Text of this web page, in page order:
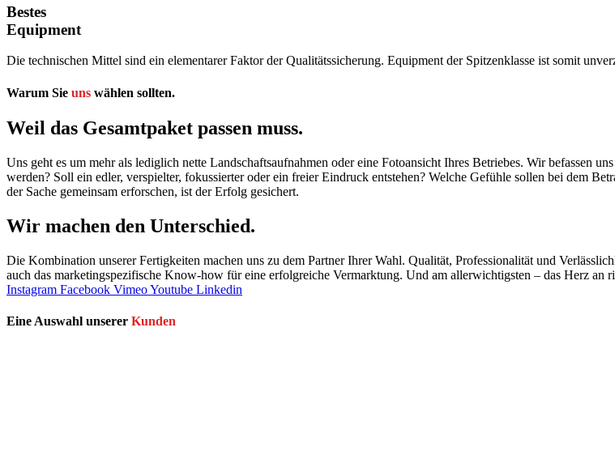
Bestes
Equipment
Die technischen Mittel sind ein elementarer Faktor der Qualitätssicherung. Equipment der Spitzenklasse ist somit
Warum Sie uns wählen sollten.
Weil das Gesamtpaket passen muss.
Uns geht es um mehr als lediglich nette Landschaftsaufnahmen oder eine Fotoansicht Ihres Betriebes. Wir befassen
werden? Soll ein edler, verspielter, fokussierter oder ein freier Eindruck entstehen? Welche Gefühle sollen bei dem
der Sache gemeinsam erforschen, ist der Erfolg gesichert.
Wir machen den Unterschied.
Die Kombination unserer Fertigkeiten machen uns zu dem Partner Ihrer Wahl. Qualität, Professionalität und
auch das marketingspezifische Know-how für eine erfolgreiche Vermarktung. Und am allerwichtigsten – das Herz an
Instagram Facebook VimeoYoutube Linkedin
Eine Auswahl unserer Kunden